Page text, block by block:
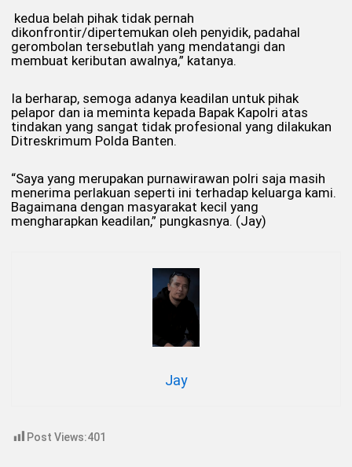
kedua belah pihak tidak pernah
dikonfrontir/dipertemukan oleh penyidik, padahal
gerombolan tersebutlah yang mendatangi dan
membuat keributan awalnya,” katanya.
Ia berharap, semoga adanya keadilan untuk pihak
pelapor dan ia meminta kepada Bapak Kapolri atas
tindakan yang sangat tidak profesional yang dilakukan
Ditreskrimum Polda Banten.
“Saya yang merupakan purnawirawan polri saja masih
menerima perlakuan seperti ini terhadap keluarga kami.
Bagaimana dengan masyarakat kecil yang
mengharapkan keadilan,” pungkasnya. (Jay)
Jay
Post Views:401